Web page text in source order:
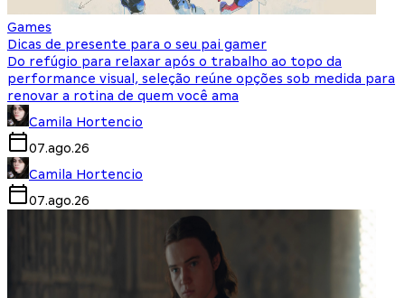
Games
Dicas de presente para o seu pai gamer
Do refúgio para relaxar após o trabalho ao topo da
performance visual, seleção reúne opções sob medida para
renovar a rotina de quem você ama
Camila Hortencio
07.ago.26
Camila Hortencio
07.ago.26